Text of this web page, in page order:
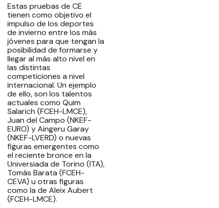
Estas pruebas de CE
tienen como objetivo el
impulso de los deportes
de invierno entre los más
jóvenes para que tengan la
posibilidad de formarse y
llegar al más alto nivel en
las distintas
competiciones a nivel
internacional. Un ejemplo
de ello, son los talentos
actuales como Quim
Salarich (FCEH-LMCE),
Juan del Campo (NKEF-
EURO) y Aingeru Garay
(NKEF-LVERD) o nuevas
figuras emergentes como
el reciente bronce en la
Universiada de Torino (ITA),
Tomás Barata (FCEH-
CEVA) u otras figuras
como la de Aleix Aubert
(FCEH-LMCE).